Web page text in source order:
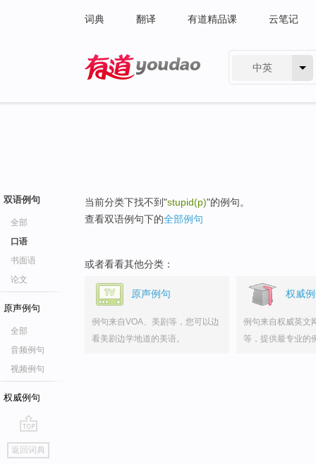
词典 翻译 有道精品课 云笔记
中英
双语例句
全部
口语
书面语
论文
原声例句
全部
音频例句
视频例句
权威例句
go
top
返回词典
当前分类下找不到"stupid(p)"的例句。
查看双语例句下的全部例句
或者看看其他分类：
原声例句
例句来自VOA、美剧等，您可以边
看美剧边学地道的美语。
权威
例句来自权威英文
等，提供最专业的